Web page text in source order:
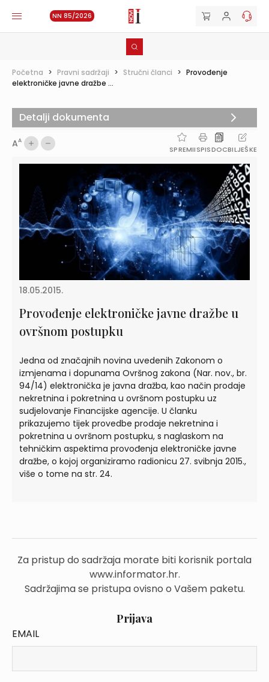
NN 85/2026
Početna > Pravni sadržaji > Stručni članci > Provođenje
elektroničke javne dražbe ...
AA
SPREMIISPISDOCBILJEŠKE
18.05.2015.
Provođenje elektroničke javne dražbe u
ovršnom postupku
Jedna od značajnih novina uvedenih Zakonom o
izmjenama i dopunama Ovršnog zakona (Nar. nov., br.
94/14) elektronička je javna dražba, kao način prodaje
nekretnina i pokretnina u ovršnom postupku uz
sudjelovanje Financijske agencije. U članku
prikazujemo tijek provedbe prodaje nekretnina i
pokretnina u ovršnom postupku, s naglaskom na
tehničkim aspektima provođenja elektroničke javne
dražbe, o kojoj organiziramo radionicu 27. svibnja 2015.,
više o tome na str. 24.
Za pristup do sadržaja morate biti korisnik portala
www.informator.hr.
Sadržajima se pristupa ovisno o Vašem paketu.
Prijava
EMAIL
Detalji dokumenta